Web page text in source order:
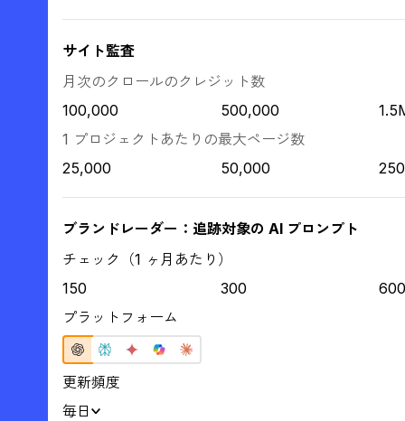
サイト監査
月次のクロールのクレジット数
100,000
500,000
1 プロジェクトあたりの最大ページ数
25,000
50,000
ブランドレーダー：追跡対象の AI プロンプト
チェック（1 ヶ月あたり）
150
300
600
プラットフォーム
更新頻度
毎日